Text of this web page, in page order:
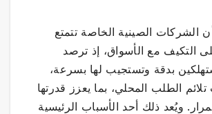
الشركات الصينية الخاصة تتمتع
التكيف مع الأسواق، إذ ترصد
بدقة وتستجيب لها بسرعة،
الطلب المحلي، بما يعزز قدرتها
ويُعد ذلك أحد الأسباب الرئيسية